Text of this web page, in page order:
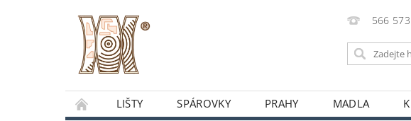
566
LIŠTY SPÁROVKY PRAHY MADLA